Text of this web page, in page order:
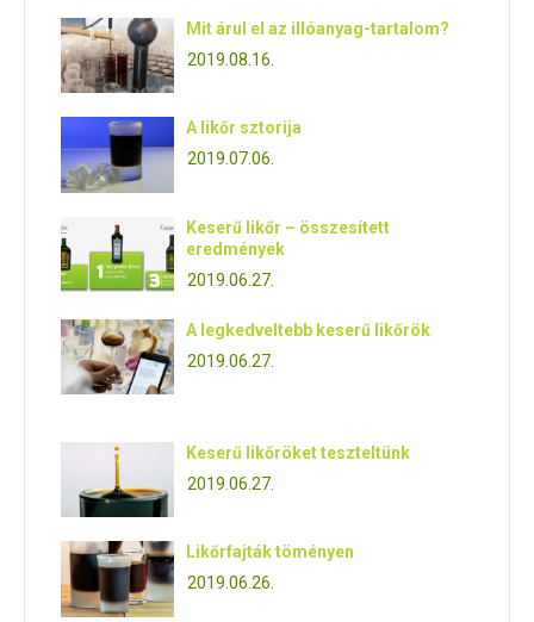
Mit árul el az illóanyag-tartalom?
2019.08.16.
A likőr sztorija
2019.07.06.
Keserű likőr – összesített
eredmények
2019.06.27.
A legkedveltebb keserű likőrök
2019.06.27.
Keserű likőröket teszteltünk
2019.06.27.
Likőrfajták töményen
2019.06.26.